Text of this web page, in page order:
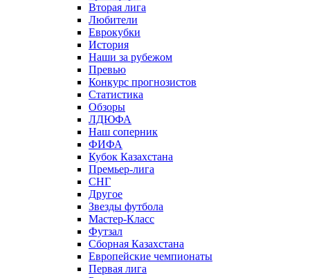
Вторая лига
Любители
Еврокубки
История
Наши за рубежом
Превью
Конкурс прогнозистов
Статистика
Обзоры
ЛДЮФА
Наш соперник
ФИФА
Кубок Казахстана
Премьер-лига
СНГ
Другое
Звезды футбола
Мастер-Класс
Футзал
Сборная Казахстана
Европейские чемпионаты
Первая лига